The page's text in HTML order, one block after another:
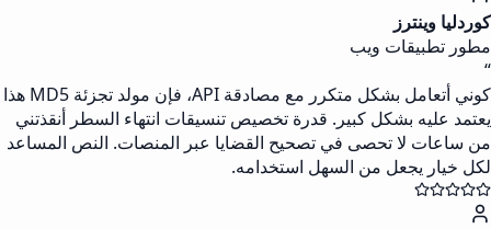
كوردليا وينترز
مطور تطبيقات ويب
“
كوني أتعامل بشكل متكرر مع مصادقة API، فإن مولد تجزئة MD5 هذا
يعتمد عليه بشكل كبير. قدرة تخصيص تنسيقات انتهاء السطر أنقذتني
من ساعات لا تحصى في تصحيح القضايا عبر المنصات. النص المساعد
لكل خيار يجعل من السهل استخدامه.